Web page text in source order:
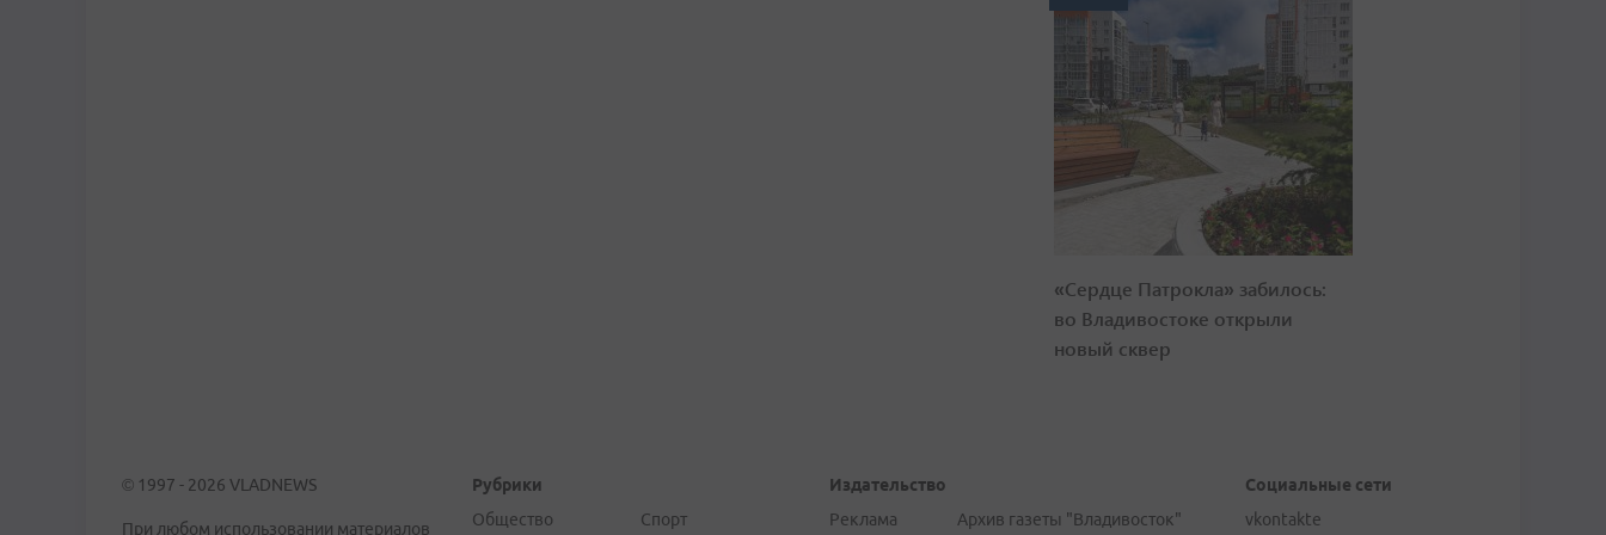
«Сердце Патрокла» забилось:
во Владивостоке открыли
новый сквер
© 1997 - 2026 VLADNEWS
При любом использовании материалов
Рубрики
Общество
Спорт
Издательство
Реклама
Архив газеты "Владивосток"
Социальные сети
vkontakte